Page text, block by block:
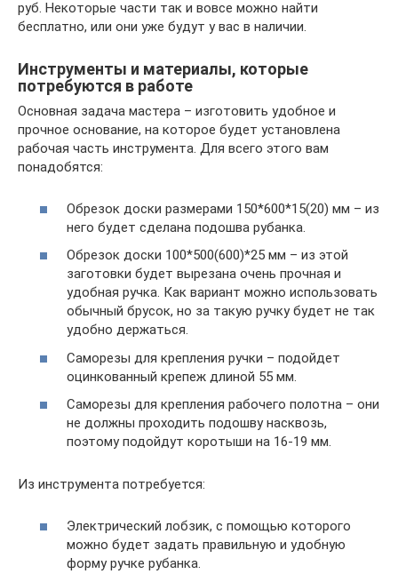
руб. Некоторые части так и вовсе можно найти
бесплатно, или они уже будут у вас в наличии.
Инструменты и материалы, которые
потребуются в работе
Основная задача мастера – изготовить удобное и
прочное основание, на которое будет установлена
рабочая часть инструмента. Для всего этого вам
понадобятся:
Обрезок доски размерами 150*600*15(20) мм – из
него будет сделана подошва рубанка.
Обрезок доски 100*500(600)*25 мм – из этой
заготовки будет вырезана очень прочная и
удобная ручка. Как вариант можно использовать
обычный брусок, но за такую ручку будет не так
удобно держаться.
Саморезы для крепления ручки – подойдет
оцинкованный крепеж длиной 55 мм.
Саморезы для крепления рабочего полотна – они
не должны проходить подошву насквозь,
поэтому подойдут коротыши на 16-19 мм.
Из инструмента потребуется:
Электрический лобзик, с помощью которого
можно будет задать правильную и удобную
форму ручке рубанка.